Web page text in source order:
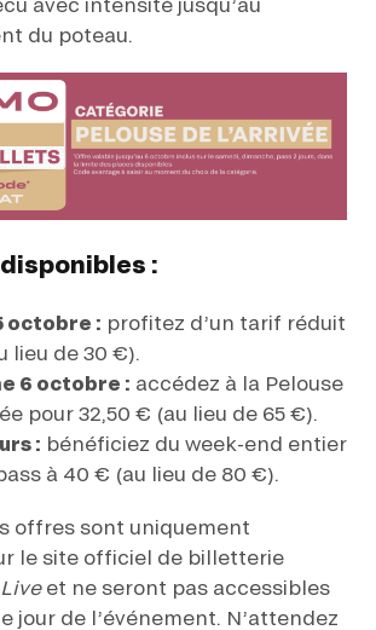
du poteau.
:
octobre : profitez d’un tarif réduit
lieu de 30 €).
6 octobre : accédez à la Pelouse
pour 32,50 € (au lieu de 65 €).
: bénéficiez du week-end entier
à 40 € (au lieu de 80 €).
offres sont uniquement
le site officiel de billetterie
et ne seront pas accessibles
jour de l’événement. N’attendez